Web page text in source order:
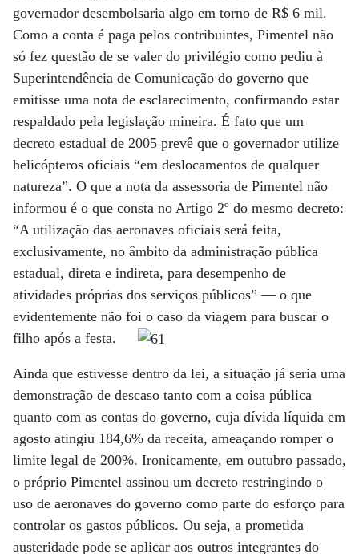
governador desembolsaria algo em torno de R$ 6 mil.
Como a conta é paga pelos contribuintes, Pimentel não
só fez questão de se valer do privilégio como pediu à
Superintendência de Comunicação do governo que
emitisse uma nota de esclarecimento, confirmando estar
respaldado pela legislação mineira. É fato que um
decreto estadual de 2005 prevê que o governador utilize
helicópteros oficiais “em deslocamentos de qualquer
natureza”. O que a nota da assessoria de Pimentel não
informou é o que consta no Artigo 2º do mesmo decreto:
“A utilização das aeronaves oficiais será feita,
exclusivamente, no âmbito da administração pública
estadual, direta e indireta, para desempenho de
atividades próprias dos serviços públicos” — o que
evidentemente não foi o caso da viagem para buscar o
filho após a festa.
Ainda que estivesse dentro da lei, a situação já seria uma
demonstração de descaso tanto com a coisa pública
quanto com as contas do governo, cuja dívida líquida em
agosto atingiu 184,6% da receita, ameaçando romper o
limite legal de 200%. Ironicamente, em outubro passado,
o próprio Pimentel assinou um decreto restringindo o
uso de aeronaves do governo como parte do esforço para
controlar os gastos públicos. Ou seja, a prometida
austeridade pode se aplicar aos outros integrantes do